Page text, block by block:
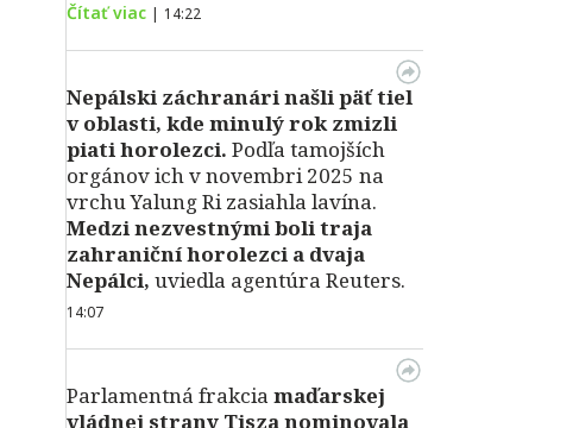
Čítať viac | 14:22
Nepálski záchranári našli päť tiel
v oblasti, kde minulý rok zmizli
piati horolezci. Podľa tamojších
orgánov ich v novembri 2025 na
vrchu Yalung Ri zasiahla lavína.
Medzi nezvestnými boli traja
zahraniční horolezci a dvaja
Nepálci, uviedla agentúra Reuters.
14:07
Parlamentná frakcia maďarskej
vládnej strany Tisza nominovala